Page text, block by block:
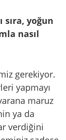
sıra, yoğun
nasıl
gerekiyor.
yapmayı
maruz
ya da
verdiğini